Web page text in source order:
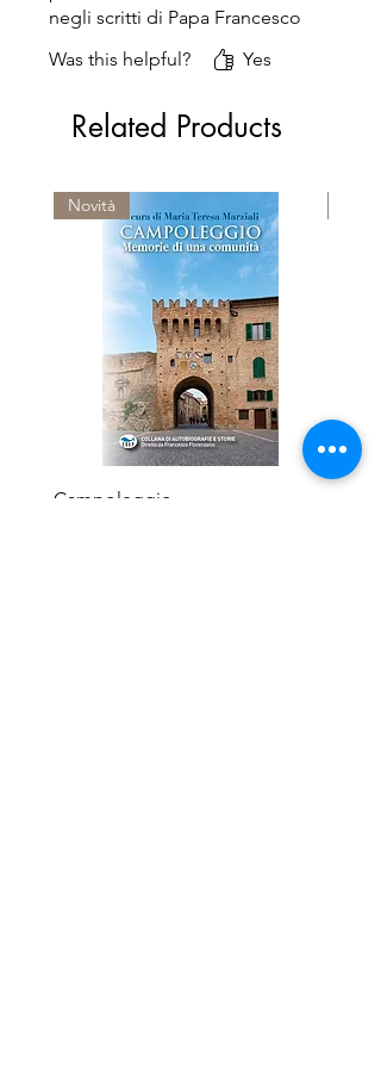
negli scritti di Papa Francesco
Was this helpful?
Yes
Related Products
Novità
Campoleggio